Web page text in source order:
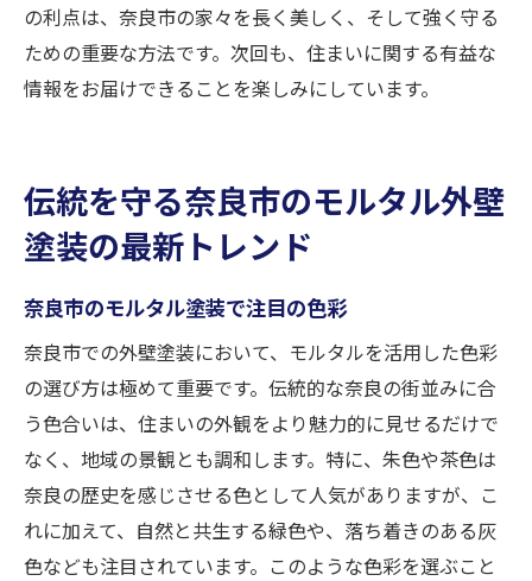
の利点は、奈良市の家々を長く美しく、そして強く守る
ための重要な方法です。次回も、住まいに関する有益な
情報をお届けできることを楽しみにしています。
伝統を守る奈良市のモルタル外壁
塗装の最新トレンド
奈良市のモルタル塗装で注目の色彩
奈良市での外壁塗装において、モルタルを活用した色彩
の選び方は極めて重要です。伝統的な奈良の街並みに合
う色合いは、住まいの外観をより魅力的に見せるだけで
なく、地域の景観とも調和します。特に、朱色や茶色は
奈良の歴史を感じさせる色として人気がありますが、こ
れに加えて、自然と共生する緑色や、落ち着きのある灰
色なども注目されています。このような色彩を選ぶこと